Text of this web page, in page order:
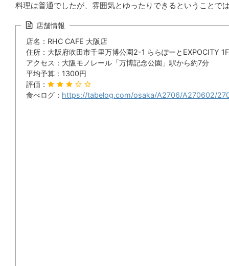
料理は普通でしたが、雰囲気とゆったりできるということで
店舗情報
店名：RHC CAFE 大阪店
住所：大阪府吹田市千里万博公園2-1 ららぽーとEXPOCITY 1F
アクセス：大阪モノレール「万博記念公園」駅から約7分
平均予算：1300円
評価：
食べログ： https://tabelog.com/osaka/A2706/A270602/